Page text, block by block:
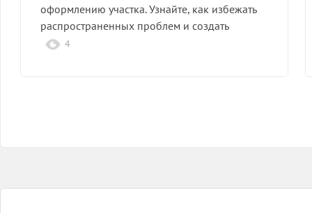
оформлению участка. Узнайте, как избежать
распространенных проблем и создать
гармоничную…
4